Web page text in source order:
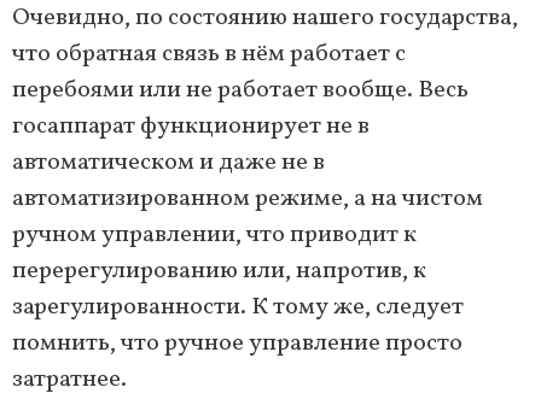
Очевидно, по состоянию нашего государства,
что обратная связь в нём работает с
перебоями или не работает вообще. Весь
госаппарат функционирует не в
автоматическом и даже не в
автоматизированном режиме, а на чистом
ручном управлении, что приводит к
перерегулированию или, напротив, к
зарегулированности. К тому же, следует
помнить, что ручное управление просто
затратнее.